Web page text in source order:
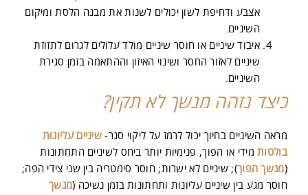
אצבע ודחיפת לשון יכולים לשנות את מבנה הלסת ומיקום
השיניים.
איבוד שיניים או חוסר שיניים מולד עלולים לגרום לתזוזת
שיניים לאזור החסר ושינוי האיזון וההתאמה בזמן סגירת
השיניים.
כיצד נזהה מנשך לא תקין?
מראה השיניים בחיוך יכול לרמז על ליקוי סגר- שיניים עליונות
בולטותמידי או הפוך, פנימיות יותר ביחס לשיניים התחתונות
(מנשך הפוך); שיניים לא ישרות; חוסר סימטריה בין שני צידי הפה;
חוסר מגע בין שיניים עליונות ותחתונות בזמן נשיכה (מנשך